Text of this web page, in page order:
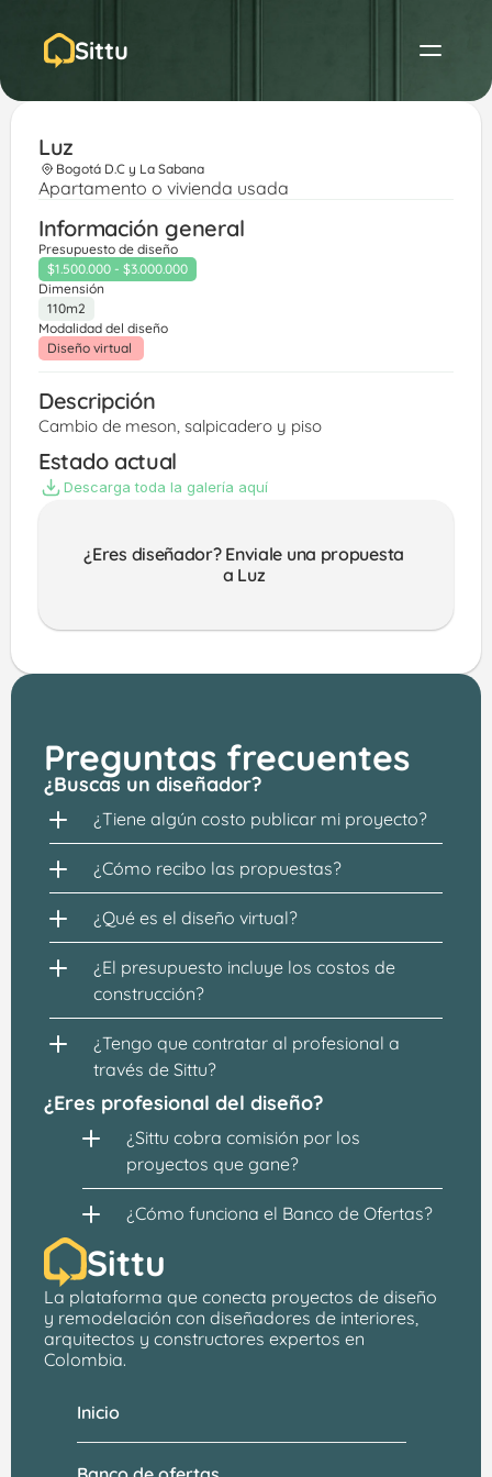
Sittu
Luz
Bogotá D.C y La Sabana
Apartamento o vivienda usada
Información general
Presupuesto de diseño
$1.500.000 - $3.000.000
Dimensión
110m2
Modalidad del diseño
Diseño virtual
Descripción
Cambio de meson, salpicadero y piso
Estado actual
Descarga toda la galería aquí
¿Eres diseñador? Enviale una propuesta
a Luz
Preguntas frecuentes
¿Buscas un diseñador?
¿Tiene algún costo publicar mi proyecto?
¿Cómo recibo las propuestas?
¿Qué es el diseño virtual?
¿El presupuesto incluye los costos de
construcción?
¿Tengo que contratar al profesional a
través de Sittu?
¿Eres profesional del diseño?
¿Sittu cobra comisión por los
proyectos que gane?
¿Cómo funciona el Banco de Ofertas?
Sittu
La plataforma que conecta proyectos de diseño
y remodelación con diseñadores de interiores,
arquitectos y constructores expertos en
Colombia.
Inicio